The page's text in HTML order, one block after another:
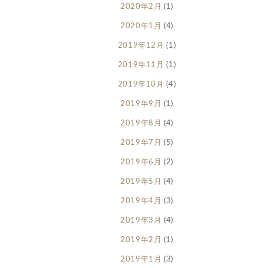
2020年2月 (1)
2020年1月 (4)
2019年12月 (1)
2019年11月 (1)
2019年10月 (4)
2019年9月 (1)
2019年8月 (4)
2019年7月 (5)
2019年6月 (2)
2019年5月 (4)
2019年4月 (3)
2019年3月 (4)
2019年2月 (1)
2019年1月 (3)